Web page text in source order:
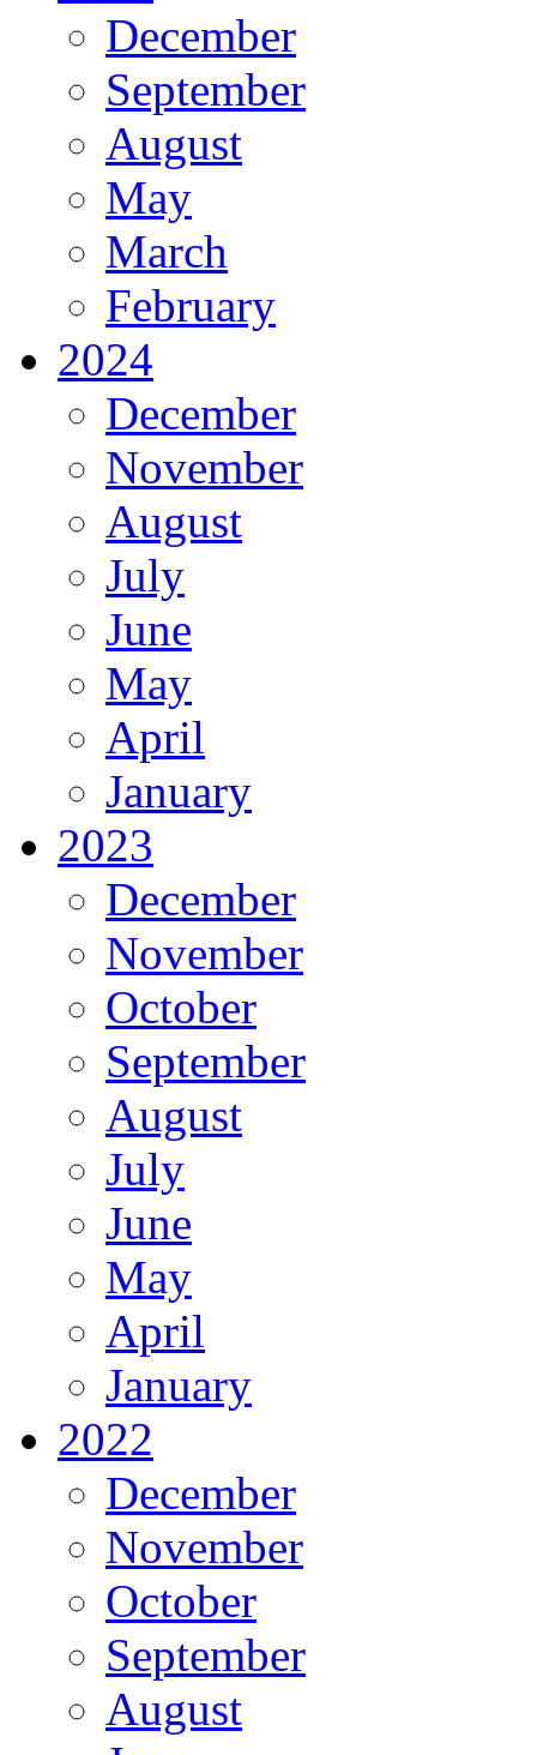
December
September
August
May
March
February
2024
December
November
August
July
June
May
April
January
2023
December
November
October
September
August
July
June
May
April
January
2022
December
November
October
September
August